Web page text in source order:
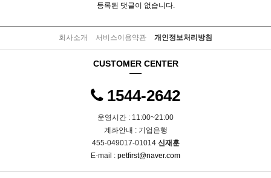
등록된 댓글이 없습니다.
회사소개 서비스이용약관 개인정보처리방침
CUSTOMER CENTER
1544-2642
운영시간 : 11:00~21:00
계좌안내 : 기업은행
455-049017-01014 신재훈
E-mail : petfirst@naver.com